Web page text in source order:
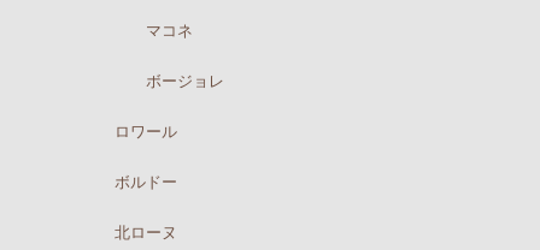
マコネ
ボージョレ
ロワール
ボルドー
北ローヌ